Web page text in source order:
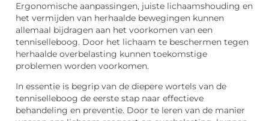
Ergonomische aanpassingen, juiste lichaamshouding en
het vermijden van herhaalde bewegingen kunnen
allemaal bijdragen aan het voorkomen van een
tenniselleboog. Door het lichaam te beschermen tegen
herhaalde overbelasting kunnen toekomstige
problemen worden voorkomen.
In essentie is begrip van de diepere wortels van de
tenniselleboog de eerste stap naar effectieve
behandeling en preventie. Door te leren van de manier